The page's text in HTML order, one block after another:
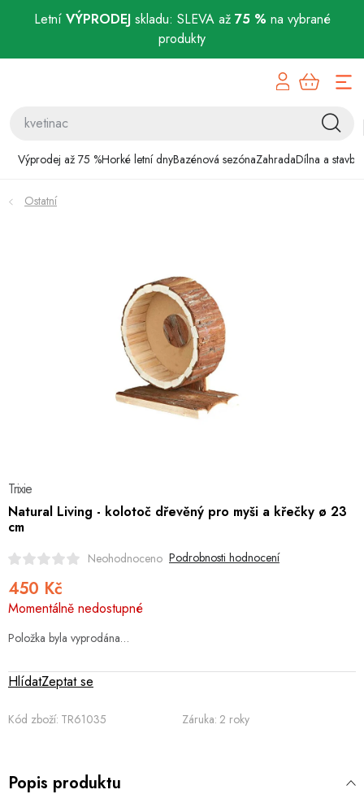
Letní VÝPRODEJskladu: SLEVA až 75 % na vybrané
produkty
Výprodej až 75 %Horké letní dnyBazénová sezónaZahradaDílna a stavba
Bazénová sezóna
Zahrada
Chovatelské potřeby
Dětské zboží a hračky
Vrácení a reklamace
Zásady používání cookies
Ostatní
450 Kč
cena:
Položka byla vyprodána…
Momentálně nedostupné
Kód zboží: TR61035 Záruka: 2 roky
Zeptat se
Hlídat
Trixie
Natural Living - kolotoč dřevěný pro myši a křečky ø 23
cm
Neohodnoceno Podrobnosti hodnocení
Popis produktu